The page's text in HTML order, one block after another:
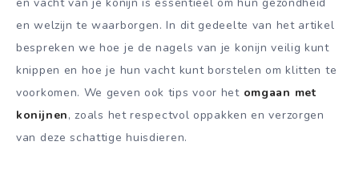
en welzijn te waarborgen. In dit gedeelte van het artikel
bespreken we hoe je de nagels van je konijn veilig kunt
knippen en hoe je hun vacht kunt borstelen om klitten te
voorkomen. We geven ook tips voor het omgaan met
konijnen, zoals het respectvol oppakken en verzorgen
van deze schattige huisdieren.